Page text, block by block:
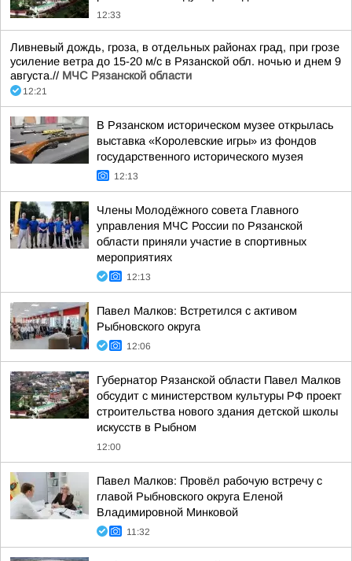
12:33
Ливневый дождь, гроза, в отдельных районах град, при грозе
усиление ветра до 15-20 м/с в Рязанской обл. ночью и днем 9
августа.// МЧС Рязанской области
12:21
В Рязанском историческом музее открылась
выставка «Королевские игры» из фондов
государственного исторического музея
12:13
Члены Молодёжного совета Главного
управления МЧС России по Рязанской
области приняли участие в спортивных
мероприятиях
12:13
Павел Малков: Встретился с активом
Рыбновского округа
12:06
Губернатор Рязанской области Павел Малков
обсудит с министерством культуры РФ проект
строительства нового здания детской школы
искусств в Рыбном
12:00
Павел Малков: Провёл рабочую встречу с
главой Рыбновского округа Еленой
Владимировной Минковой
11:32